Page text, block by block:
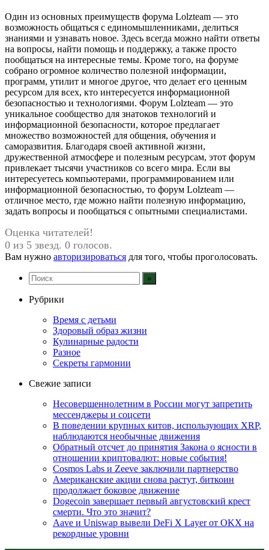
Один из основных преимуществ форума Lolzteam — это
возможность общаться с единомышленниками, делиться
знаниями и узнавать новое. Здесь всегда можно найти ответы
на вопросы, найти помощь и поддержку, а также просто
пообщаться на интересные темы. Кроме того, на форуме
собрано огромное количество полезной информации,
программ, утилит и многое другое, что делает его ценным
ресурсом для всех, кто интересуется информационной
безопасностью и технологиями. Форум Lolzteam — это
уникальное сообщество для знатоков технологий и
информационной безопасности, которое предлагает
множество возможностей для общения, обучения и
саморазвития. Благодаря своей активной жизни,
дружественной атмосфере и полезным ресурсам, этот форум
привлекает тысячи участников со всего мира. Если вы
интересуетесь компьютерами, программированием или
информационной безопасностью, то форум Lolzteam —
отличное место, где можно найти полезную информацию,
задать вопросы и пообщаться с опытными специалистами.
Оценка читателей!
0 из 5 звезд. 0 голосов.
Вам нужно авторизироваться для того, чтобы проголосовать.
Рубрики
Время с детьми
Здоровый образ жизни
Кулинарные радости
Разное
Секреты гармонии
Свежие записи
Несовершеннолетним в России могут запретить
мессенджеры и соцсети
В поведении крупных китов, использующих XRP,
наблюдаются необычные движения
Обратный отсчет до принятия Закона о ясности в
отношении криптовалют: новые события!
Cosmos Labs и Zeeve заключили партнерство
Американские акции снова растут, биткоин
продолжает боковое движение
Dogecoin завершает первый августовский крест
смерти. Что это значит?
Aave и Uniswap вывели DeFi X Layer от OKX на
рекордные уровни